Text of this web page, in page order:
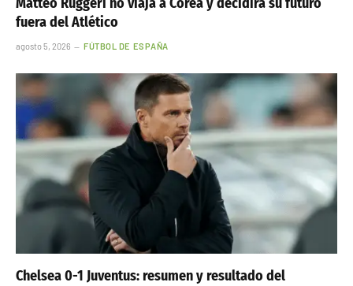
fuera del Atlético
agosto 5, 2026 FÚTBOL DE ESPAÑA
Chelsea 0-1 Juventus: resumen y resultado del